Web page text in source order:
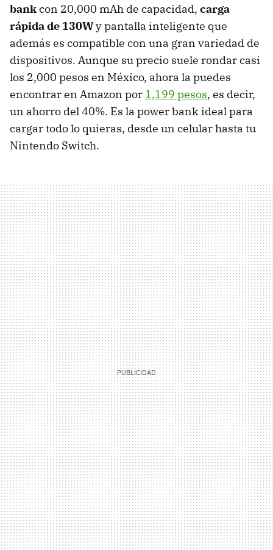
bankcon 20,000 mAh de capacidad, carga
rápida de 130Wy pantalla inteligente que
además es compatible con una gran variedad de
dispositivos. Aunque su precio suele rondar casi
los 2,000 pesos en México, ahora la puedes
encontrar en Amazon por 1,199 pesos, es decir,
un ahorro del 40%. Es la power bank ideal para
cargar todo lo quieras, desde un celular hasta tu
Nintendo Switch.